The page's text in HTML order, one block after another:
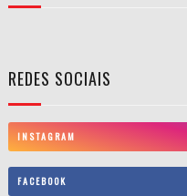
REDES SOCIAIS
INSTAGRAM
FACEBOOK